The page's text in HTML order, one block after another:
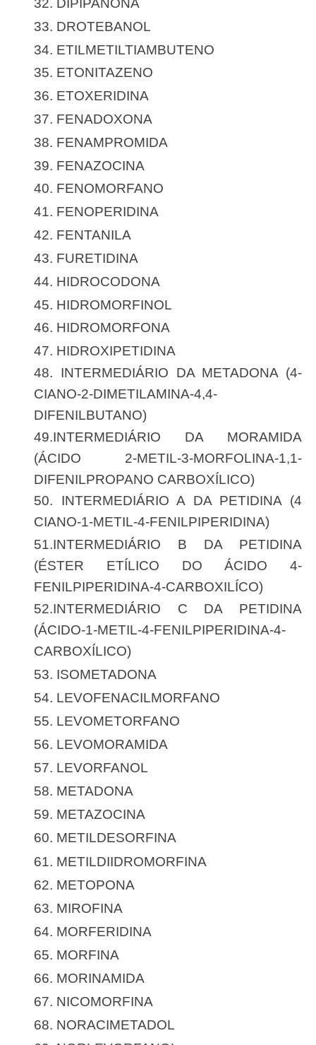
32. DIPIPANONA
33. DROTEBANOL
34. ETILMETILTIAMBUTENO
35. ETONITAZENO
36. ETOXERIDINA
37. FENADOXONA
38. FENAMPROMIDA
39. FENAZOCINA
40. FENOMORFANO
41. FENOPERIDINA
42. FENTANILA
43. FURETIDINA
44. HIDROCODONA
45. HIDROMORFINOL
46. HIDROMORFONA
47. HIDROXIPETIDINA
48. INTERMEDIÁRIO DA METADONA (4-
CIANO-2-DIMETILAMINA-4,4-
DIFENILBUTANO)
49.INTERMEDIÁRIO DA MORAMIDA
(ÁCIDO 2-METIL-3-MORFOLINA-1,1-
DIFENILPROPANO CARBOXÍLICO)
50. INTERMEDIÁRIO A DA PETIDINA (4
CIANO-1-METIL-4-FENILPIPERIDINA)
51.INTERMEDIÁRIO B DA PETIDINA
(ÉSTER ETÍLICO DO ÁCIDO 4-
FENILPIPERIDINA-4-CARBOXILÍCO)
52.INTERMEDIÁRIO C DA PETIDINA
(ÁCIDO-1-METIL-4-FENILPIPERIDINA-4-
CARBOXÍLICO)
53. ISOMETADONA
54. LEVOFENACILMORFANO
55. LEVOMETORFANO
56. LEVOMORAMIDA
57. LEVORFANOL
58. METADONA
59. METAZOCINA
60. METILDESORFINA
61. METILDIIDROMORFINA
62. METOPONA
63. MIROFINA
64. MORFERIDINA
65. MORFINA
66. MORINAMIDA
67. NICOMORFINA
68. NORACIMETADOL